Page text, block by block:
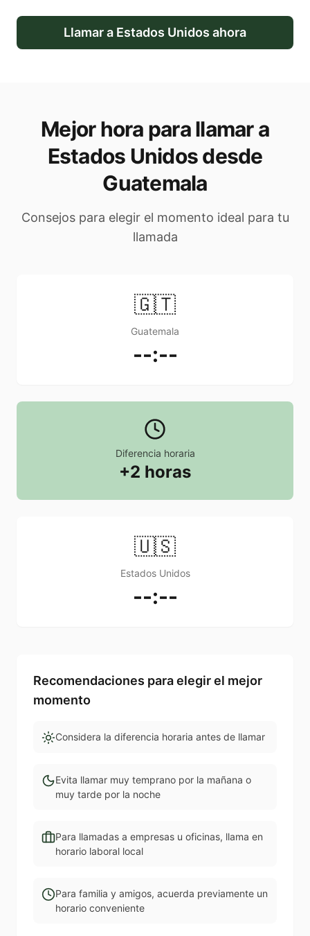
Llamar a Estados Unidos ahora
Mejor hora para llamar a
Estados Unidos desde
Guatemala
Consejos para elegir el momento ideal para tu
llamada
🇬🇹
Guatemala
--:--
Diferencia horaria
+2 horas
🇺🇸
Estados Unidos
--:--
Recomendaciones para elegir el mejor
momento
Considera la diferencia horaria antes de llamar
Evita llamar muy temprano por la mañana o
muy tarde por la noche
Para llamadas a empresas u oficinas, llama en
horario laboral local
Para familia y amigos, acuerda previamente un
horario conveniente